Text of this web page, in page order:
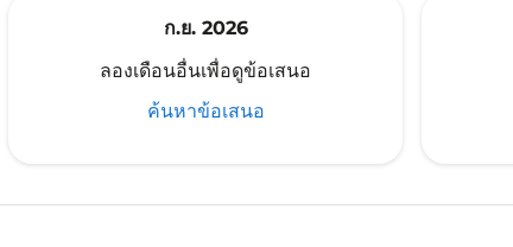
ก.ย. 2026
ลองเดือนอื่นเพื่อดูข้อเสนอ
ค้นหาข้อเสนอ